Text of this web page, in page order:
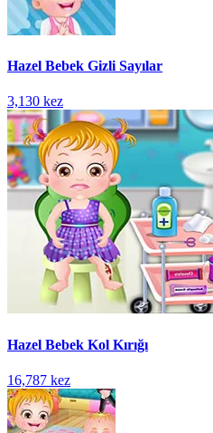
Hazel Bebek Gizli Sayılar
3,130 kez
Hazel Bebek Kol Kırığı
16,787 kez